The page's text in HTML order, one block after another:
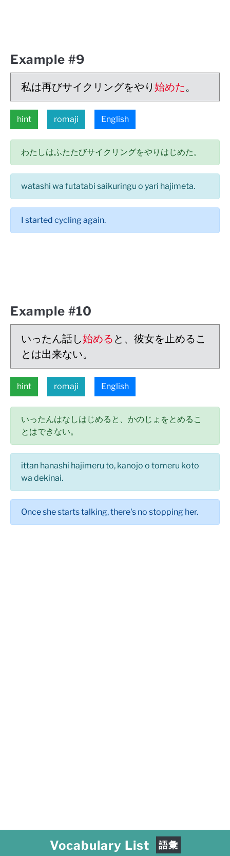
Example #9
私は再びサイクリングをやり 始めた。
hint romaji English
わたしはふたたびサイクリングをやりはじめた。
watashi wa futatabi saikuringu o yari hajimeta.
I started cycling again.
Example #10
いったん話し始める と、彼女を止めるこ
とは出来ない。
hint romaji English
いったんはなしはじめると、かのじょをとめるこ
とはできない。
ittan hanashi hajimeru to, kanojo o tomeru koto
wa dekinai.
Once she starts talking, there's no stopping her.
Vocabulary List 語彙